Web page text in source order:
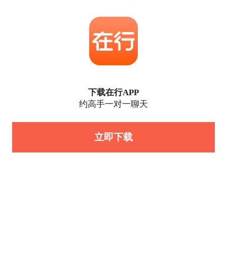
下载在行APP
约高手一对一聊天
立即下载